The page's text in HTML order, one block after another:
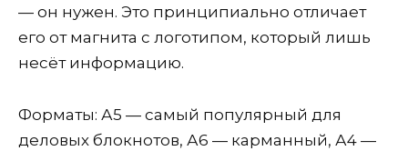
— он нужен. Это принципиально отличает
его от магнита с логотипом, который лишь
несёт информацию.
Форматы: А5 — самый популярный для
деловых блокнотов, А6 — карманный, А4 —